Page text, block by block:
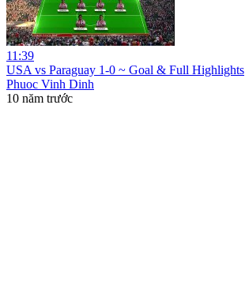
11:39
USA vs Paraguay 1-0 ~ Goal & Full Highlights
Phuoc Vinh Dinh
10 năm trước